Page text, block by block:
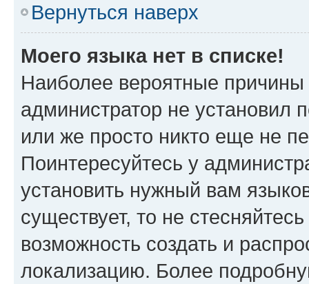
Вернуться наверх
Моего языка нет в списке!
Наиболее вероятные причины
администратор не установил
или же просто никто еще не
Поинтересуйтесь у
установить нужный вам
существует, то не
возможность создать и
локализацию. Более